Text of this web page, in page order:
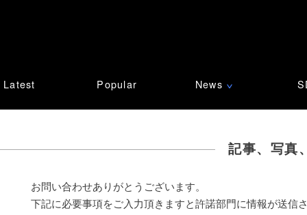
Latest Popular News ∨
記事、写真
お問い合わせありがとうございます。
下記に必要事項をご入力頂きますと許諾部門に情報が送信